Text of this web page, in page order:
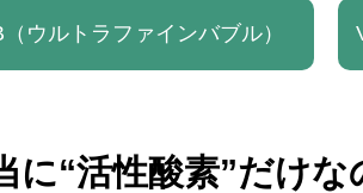
ウルトラファインバブル）
に“活性酸素”だけ